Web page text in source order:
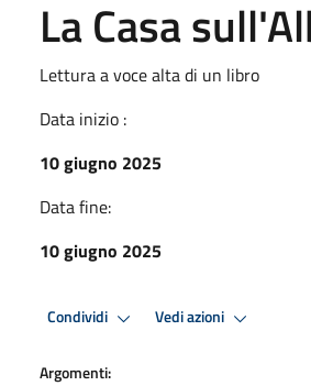
La Casa
Lettura a voce alta di un libro
Data inizio :
10 giugno 2025
Data fine:
10 giugno 2025
Condividi Vedi azioni
Argomenti: